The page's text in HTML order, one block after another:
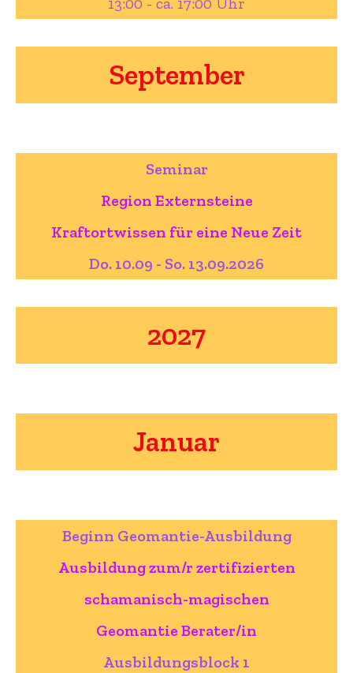
September
Seminar
Region Externsteine
Kraftortwissen für eine Neue Zeit
Do. 10.09 - So. 13.09.2026
2027
Januar
Beginn Geomantie-Ausbildung
Ausbildung zum/r zertifizierten
schamanisch-magischen
Geomantie Berater/in
Ausbildungsblock 1